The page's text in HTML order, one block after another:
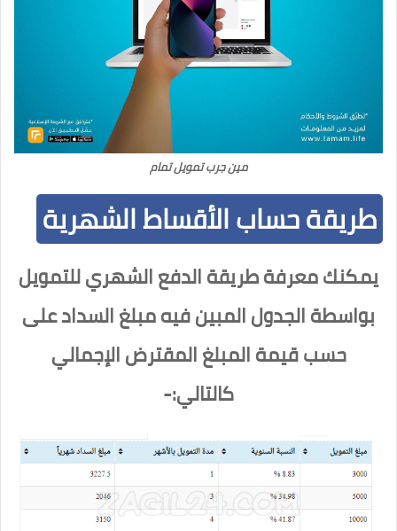
مين جرب تمويل تمام
طريقة حساب الأقساط الشهرية
يمكنك معرفة طريقة الدفع الشهري للتمويل
بواسطة الجدول المبين فيه مبلغ السداد على
حسب قيمة المبلغ المقترض الإجمالي
كالتالي:-